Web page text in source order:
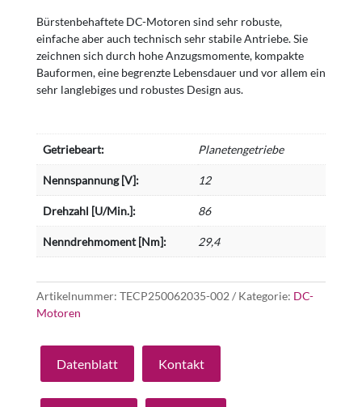
Bürstenbehaftete DC-Motoren sind sehr robuste,
einfache aber auch technisch sehr stabile Antriebe. Sie
zeichnen sich durch hohe Anzugsmomente, kompakte
Bauformen, eine begrenzte Lebensdauer und vor allem ein
sehr langlebiges und robustes Design aus.
Getriebeart: Planetengetriebe
Nennspannung [V]: 12
Drehzahl [U/Min.]: 86
Nenndrehmoment [Nm]: 29,4
Artikelnummer: TECP250062035-002 Kategorie: DC-
Motoren
Datenblatt Kontakt